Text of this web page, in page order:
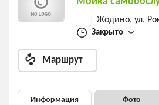
Жодино, ул.
Закрыто
Маршрут
Информация Фото